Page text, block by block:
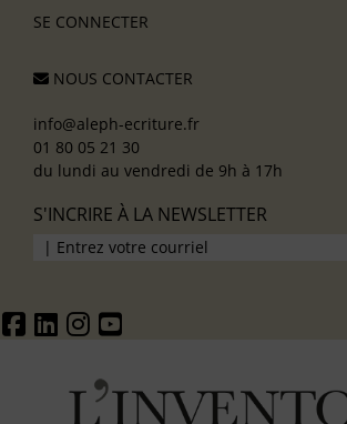
SE CONNECTER
NOUS CONTACTER
info@aleph-ecriture.fr
01 80 05 21 30
du lundi au vendredi de 9h à 17h
S'INCRIRE À LA NEWSLETTER